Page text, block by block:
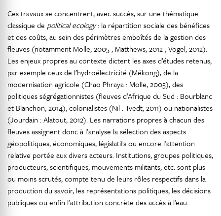
Ces travaux se concentrent, avec succès, sur une thématique
classique de political ecology: la répartition sociale des bénéfices
et des coûts, au sein des périmètres emboîtés de la gestion des
fleuves (notamment Molle, 2005 ; Matthews, 2012 ; Vogel, 2012).
Les enjeux propres au contexte dictent les axes d’études retenus,
par exemple ceux de l’hydroélectricité (Mékong), de la
modernisation agricole (Chao Phraya : Molle, 2005), des
politiques ségrégationnistes (fleuves d’Afrique du Sud : Bourblanc
et Blanchon, 2014), colonialistes (Nil : Tvedt, 2011) ou nationalistes
(Jourdain : Alatout, 2012). Les narrations propres à chacun des
fleuves assignent donc à l’analyse la sélection des aspects
géopolitiques, économiques, législatifs ou encore l’attention
relative portée aux divers acteurs. Institutions, groupes politiques,
producteurs, scientifiques, mouvements militants, etc. sont plus
ou moins scrutés, compte tenu de leurs rôles respectifs dans la
production du savoir, les représentations politiques, les décisions
publiques ou enfin l’attribution concrète des accès à l’eau.